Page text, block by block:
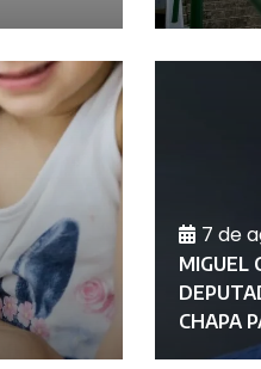
7 de
MIGUEL
CHAPA